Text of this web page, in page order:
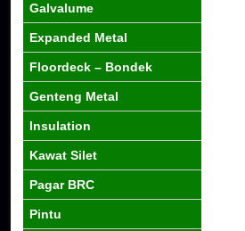
Galvalume
Expanded Metal
Floordeck – Bondek
Genteng Metal
Insulation
Kawat Silet
Pagar BRC
Pintu